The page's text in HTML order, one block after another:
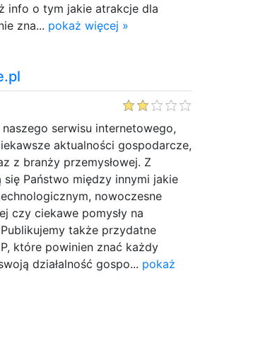
info o tym jakie atrakcje dla
zna... pokaż więcej »
serwisu internetowego,
aktualności gospodarcze,
z branży przemysłowej. Z
Państwo między innymi jakie
nowoczesne
czy ciekawe pomysły na
Publikujemy także przydatne
które powinien znać każdy
działalność gospo... pokaż